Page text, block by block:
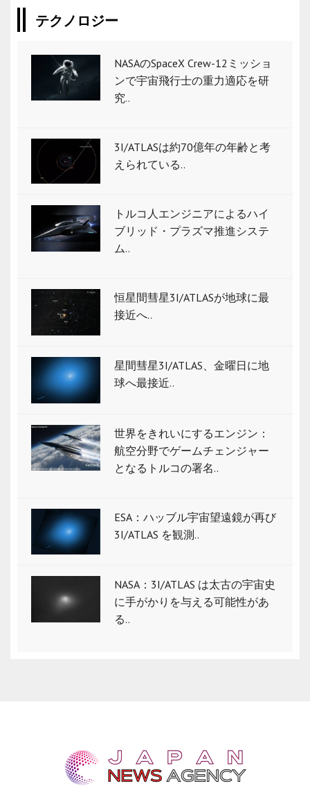
テクノロジー
NASAのSpaceX Crew-12ミッショ
ンで宇宙飛行士の重力適応を研
究..
3I/ATLASは約70億年の年齢と考
えられている..
トルコ人エンジニアによるハイ
ブリッド・プラズマ推進システ
ム..
恒星間彗星3I/ATLASが地球に最
接近へ..
星間彗星3I/ATLAS、金曜日に地
球へ最接近..
世界をきれいにするエンジン：
航空分野でゲームチェンジャー
となるトルコの署名..
ESA：ハッブル宇宙望遠鏡が再び
3I/ATLAS を観測..
NASA：3I/ATLAS は太古の宇宙史
に手がかりを与える可能性があ
る..